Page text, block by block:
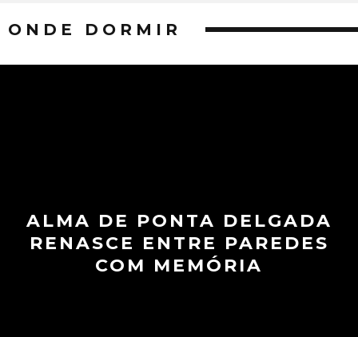
ONDE DORMIR
ALMA DE PONTA DELGADA
RENASCE ENTRE PAREDES
COM MEMÓRIA